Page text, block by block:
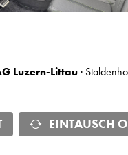
Luzern-Littau·
EINTAUSCH